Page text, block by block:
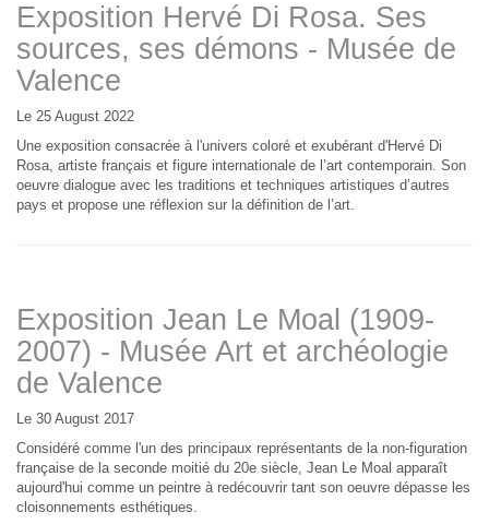
Exposition Hervé Di Rosa. Ses
sources, ses démons - Musée de
Valence
Le 25 August 2022
Une exposition consacrée à l'univers coloré et exubérant d'Hervé Di
Rosa, artiste français et figure internationale de l’art contemporain. Son
oeuvre dialogue avec les traditions et techniques artistiques d’autres
pays et propose une réflexion sur la définition de l’art.
Exposition Jean Le Moal (1909-
2007) - Musée Art et archéologie
de Valence
Le 30 August 2017
Considéré comme l'un des principaux représentants de la non-figuration
française de la seconde moitié du 20e siècle, Jean Le Moal apparaît
aujourd'hui comme un peintre à redécouvrir tant son oeuvre dépasse les
cloisonnements esthétiques.